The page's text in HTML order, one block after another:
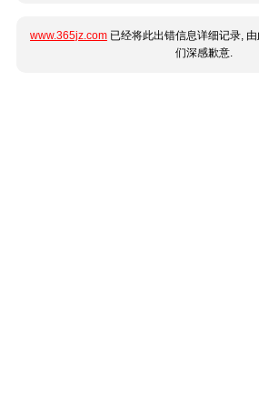
www.365jz.com 已经将此出错信息详细记录,
们深感歉意.